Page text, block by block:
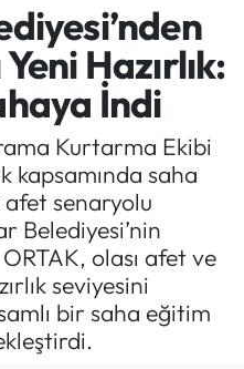
Hazırlık:
İndi
Kurtarma Ekibi
kapsamında saha
afet senaryolu
Belediyesi’nin
olası afet ve
seviyesini
bir saha eğitim
Haritası
ve Fikstür